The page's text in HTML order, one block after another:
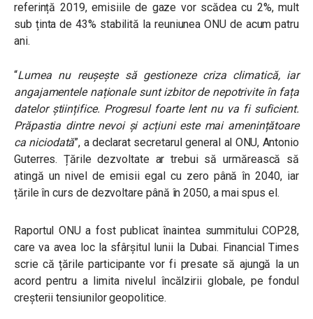
referință 2019, emisiile de gaze vor scădea cu 2%, mult
sub ținta de 43% stabilită la reuniunea ONU de acum patru
ani.
“Lumea nu reușește să gestioneze criza climatică, iar
angajamentele naționale sunt izbitor de nepotrivite în fața
datelor științifice. Progresul foarte lent nu va fi suficient.
Prăpastia dintre nevoi și acțiuni este mai amenințătoare
ca niciodată”, a declarat secretarul general al ONU, Antonio
Guterres. Țările dezvoltate ar trebui să urmărească să
atingă un nivel de emisii egal cu zero până în 2040, iar
țările în curs de dezvoltare până în 2050, a mai spus el.
Raportul ONU a fost publicat înaintea summitului COP28,
care va avea loc la sfârșitul lunii la Dubai. Financial Times
scrie că țările participante vor fi presate să ajungă la un
acord pentru a limita nivelul încălzirii globale, pe fondul
creșterii tensiunilor geopolitice.